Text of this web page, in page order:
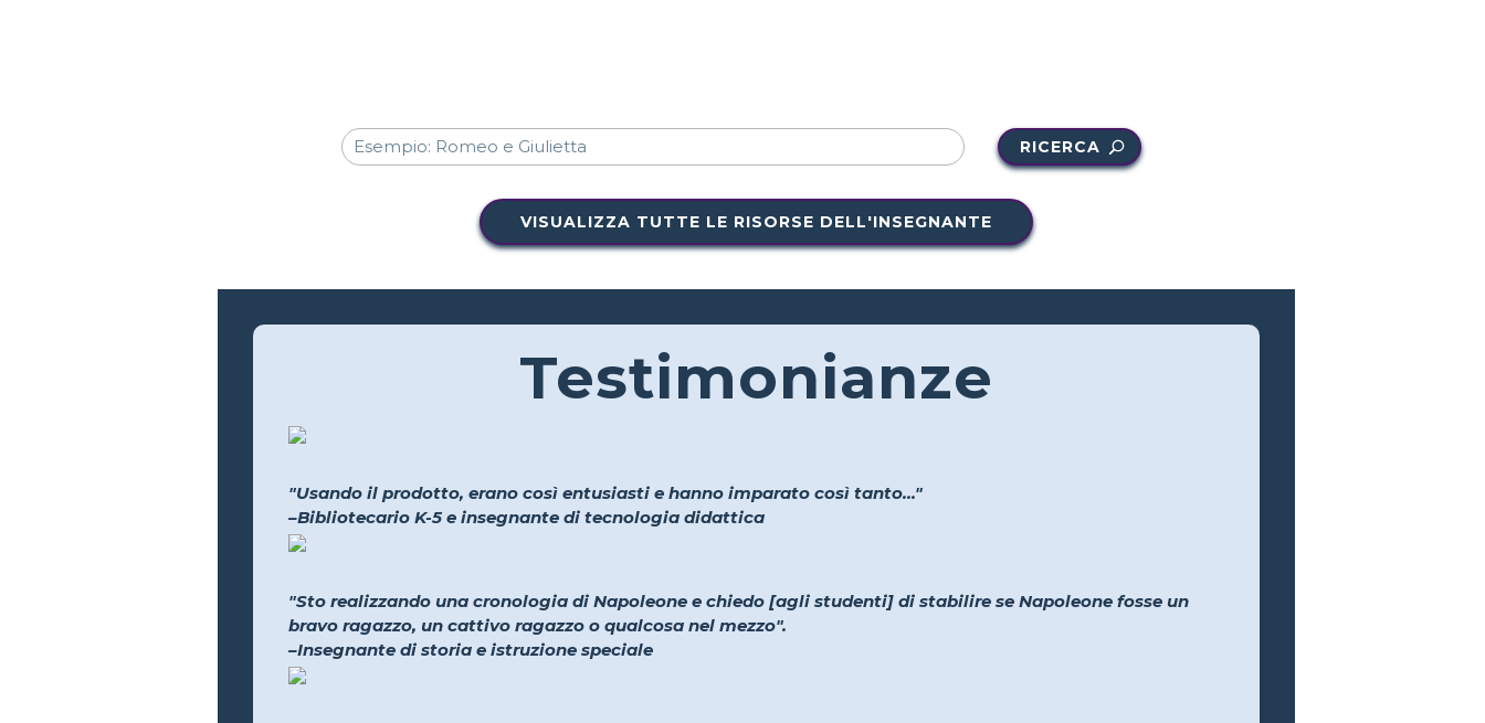
RICERCA
VISUALIZZA TUTTE LE RISORSE DELL'INSEGNANTE
Testimonianze
"Usando il prodotto, erano così entusiasti e hanno imparato così tanto..."
–Bibliotecario K-5 e insegnante di tecnologia didattica
"Sto realizzando una cronologia di Napoleone e chiedo [agli studenti] di stabilire se Napoleone fosse un
bravo ragazzo, un cattivo ragazzo o qualcosa nel mezzo".
–Insegnante di storia e istruzione speciale